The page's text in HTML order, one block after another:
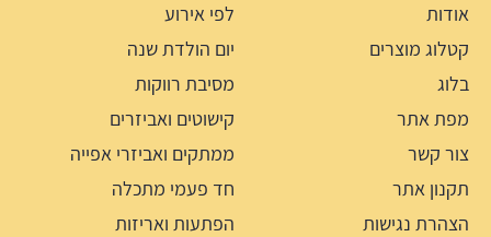
אודות
קטלוג מוצרים
בלוג
מפת אתר
צור קשר
תקנון אתר
הצהרת נגישות
לפי אירוע
יום הולדת שנה
מסיבת רווקות
קישוטים ואביזרים
ממתקים ואביזרי אפייה
חד פעמי מתכלה
הפתעות ואריזות